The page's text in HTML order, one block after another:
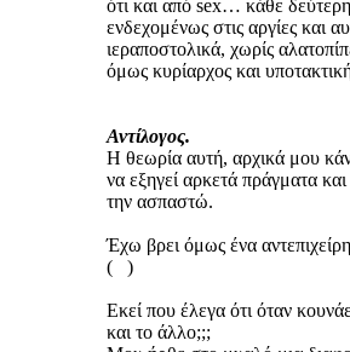
ότι και από sex… κάθε
ενδεχομένως στις αργίες και
ιεραποστολικά, χωρίς
όμως κυρίαρχος και
Αντίλογος.
Η θεωρία αυτή, αρχικά μου
να εξηγεί αρκετά πράγματα και
την ασπαστώ.
Έχω βρει όμως ένα
( )
Εκεί που έλεγα ότι όταν
και το άλλο;;;